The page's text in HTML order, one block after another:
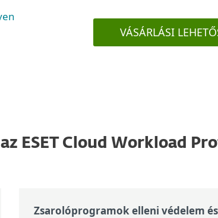
VÁSÁRLÁSI
az ESET Cloud Workload
Zsarolóprogramok elleni védelem és